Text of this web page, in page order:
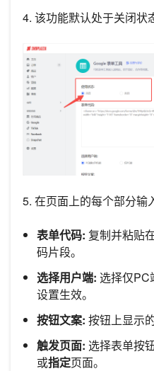
4. 该功能默认处于关闭状
5. 在页面上的每个部分输
表单代码: 复制并粘贴
码片段。
选择用户端: 选择仅PC
设置生效。
按钮文案: 按钮上显示
触发页面: 选择表单按
或指定页面。